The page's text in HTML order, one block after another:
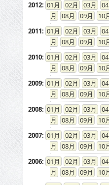
2012: 01 02 03 04
08
09 10
2011: 01 02 03 04
08
09 10
2010: 01 02 03 04
08
09 10
2009: 01 02 03 04
08
09 10
2008: 01 02 03 04
08
09 10
2007: 01 02 03 04
08
09 10
2006: 01 02 03 04
08
09 10